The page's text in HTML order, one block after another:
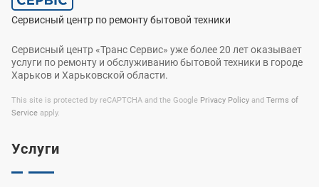
Сервисный центр по ремонту бытовой техники
Сервисный центр «Транс Сервис» уже более 20 лет оказывает
услуги по ремонту и обслуживанию бытовой техники в городе
Харьков и Харьковской области.
This site is protected by reCAPTCHA and the Google Privacy Policy and Terms of
Service apply.
Услуги